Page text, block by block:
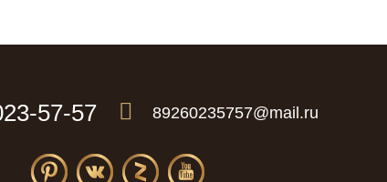
57-57 89260235757@mail.ru